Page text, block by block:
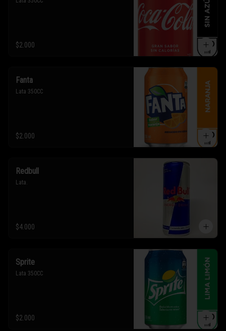
$2.000
Fanta
Lata 350CC
$2.000
Redbull
Lata.
$4.000
Sprite
Lata 350CC
$2.000